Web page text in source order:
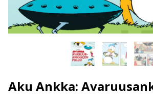
Aku Ankka: